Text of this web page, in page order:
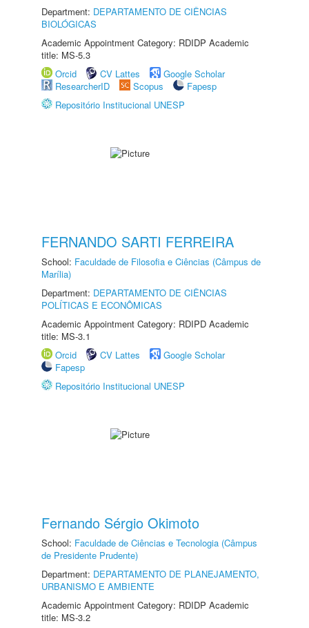
Department: DEPARTAMENTO DE CIÊNCIAS
BIOLÓGICAS
Academic Appointment Category: RDIDP Academic
title: MS-5.3
Orcid
CV Lattes
Google Scholar
ResearcherID
Scopus
Fapesp
Repositório Institucional UNESP
FERNANDO SARTI FERREIRA
School: Faculdade de Filosofia e Ciências (Câmpus de
Marília)
Department: DEPARTAMENTO DE CIÊNCIAS
POLÍTICAS E ECONÔMICAS
Academic Appointment Category: RDIPD Academic
title: MS-3.1
Orcid
CV Lattes
Google Scholar
Fapesp
Repositório Institucional UNESP
Fernando Sérgio Okimoto
School: Faculdade de Ciências e Tecnologia (Câmpus
de Presidente Prudente)
Department: DEPARTAMENTO DE PLANEJAMENTO,
URBANISMO E AMBIENTE
Academic Appointment Category: RDIDP Academic
title: MS-3.2